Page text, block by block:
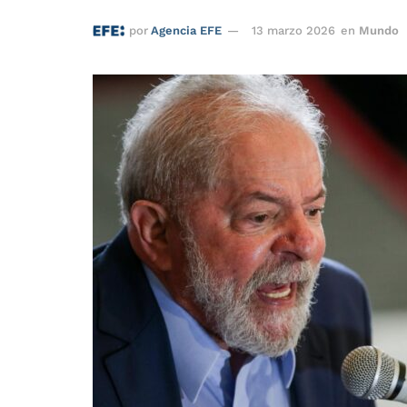
por Agencia EFE 13 marzo 2026 en Mundo